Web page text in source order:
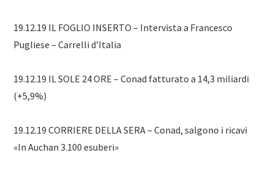
19.12.19 IL FOGLIO INSERTO – Intervista a Francesco
Pugliese – Carrelli d’Italia
19.12.19 IL SOLE 24 ORE – Conad fatturato a 14,3 miliardi
(+5,9%)
19.12.19 CORRIERE DELLA SERA – Conad, salgono i ricavi
«In Auchan 3.100 esuberi»